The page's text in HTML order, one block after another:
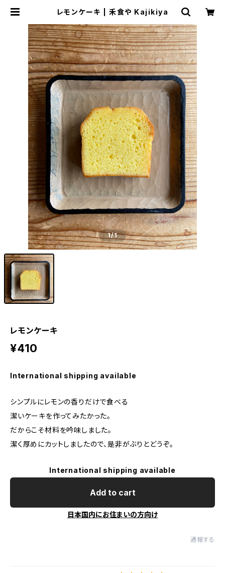
レモンケーキ | 禾食や Kajikiya
1/1
レモンケーキ
¥410
International shipping available
シンプルにレモンの香りだけで食べる
潔いケーキを作ってみたかった。
だからこそ材料を吟味しました。
潔く厚めにカットしましたので、是非がぶりとどうぞ。
International shipping available
Add to cart
日本国内にお住まいの方向け
通報する